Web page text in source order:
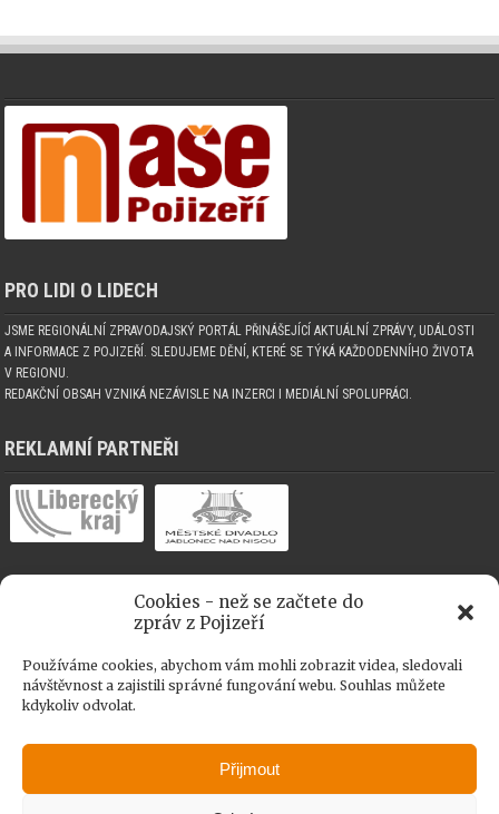
Cookies - než se začtete do
zpráv z Pojizeří
Používáme cookies, abychom vám mohli zobrazit videa, sledovali
návštěvnost a zajistili správné fungování webu. Souhlas můžete
kdykoliv odvolat.
Přijmout
PRO LIDI O LIDECH
JSME REGIONÁLNÍ ZPRAVODAJSKÝ PORTÁL PŘINÁŠEJÍCÍ AKTUÁLNÍ ZPRÁVY, UDÁLOSTI
A INFORMACE Z POJIZEŘÍ. SLEDUJEME DĚNÍ, KTERÉ SE TÝKÁ KAŽDODENNÍHO ŽIVOTA
V REGIONU.
REDAKČNÍ OBSAH VZNIKÁ NEZÁVISLE NA INZERCI I MEDIÁLNÍ SPOLUPRÁCI.
REKLAMNÍ PARTNEŘI
MEDIÁLNÍ SPOLUPRÁCE